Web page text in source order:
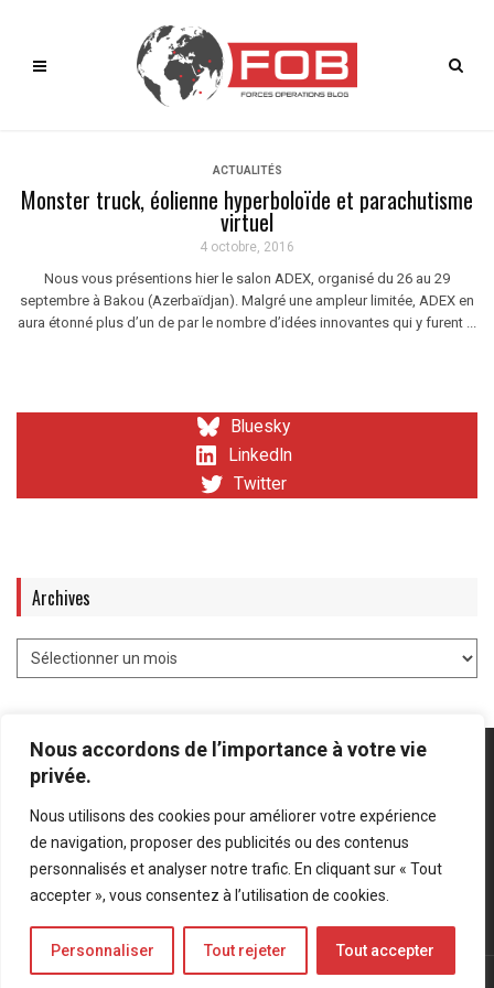
Nous accordons de l’importance à votre vie
privée.
Nous utilisons des cookies pour améliorer votre expérience
de navigation, proposer des publicités ou des contenus
personnalisés et analyser notre trafic. En cliquant sur « Tout
accepter », vous consentez à l’utilisation de cookies.
Personnaliser Tout rejeter Tout accepter
ACTUALITÉS
Monster truck, éolienne hyperboloïde et parachutisme
virtuel
4 octobre, 2016
Nous vous présentions hier le salon ADEX, organisé du 26 au 29
septembre à Bakou (Azerbaïdjan). Malgré une ampleur limitée, ADEX en
aura étonné plus d’un de par le nombre d’idées innovantes qui y furent ...
Bluesky
LinkedIn
Twitter
Archives
Mentions légales Politique de confidentialité
Bluesky
LinkedIn
Twitter
© Forces Operations Blog - 2022